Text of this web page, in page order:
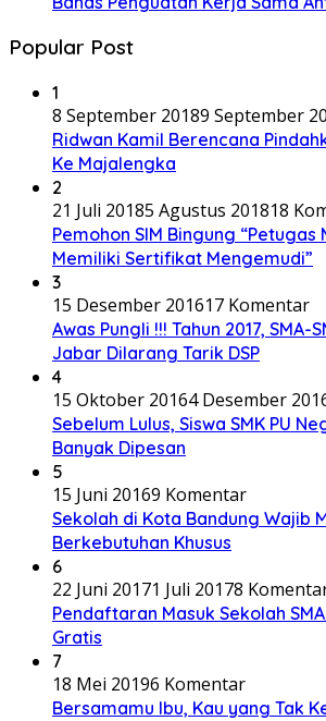
Popular Post
1
8 September 20189 September
Ridwan Kamil Berencana
Ke Majalengka
2
21 Juli 20185 Agustus 201818
Pemohon SIM Bingung “Petugas
Memiliki Sertifikat Mengemudi”
3
15 Desember 201617 Komentar
Awas Pungli !!! Tahun 2017, SMA-
Jabar Dilarang Tarik DSP
4
15 Oktober 20164 Desember
Sebelum Lulus, Siswa SMK PU
Banyak Dipesan
5
15 Juni 20169 Komentar
Sekolah di Kota Bandung Wajib
Berkebutuhan Khusus
6
22 Juni 20171 Juli 20178
Pendaftaran Masuk Sekolah
Gratis
7
18 Mei 20196 Komentar
Bersamamu Ibu, Kau yang Tak